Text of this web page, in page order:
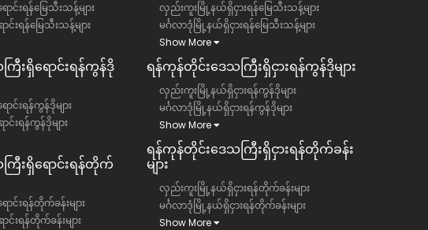
းရန်မြေသီးသန့်များ
းရန်မြေသီးသန့်များ
း​ရှိရောင်းရန်ကွန်ဒို
းရန်ကွန်ဒိုများ
င်းရန်ကွန်ဒိုများ
ြီး​ရှိရောင်းရန်တိုက်
င်းရန်တိုက်ခန်းများ
င်းရန်တိုက်ခန်းများ
လှည်းကူးမြို့နယ်ရှိငှားရန်မြေသီးသန့်များ
မင်္ဂလာဒုံမြို့နယ်ရှိငှားရန်မြေသီးသန့်များ
Show More
ရန်ကုန်တိုင်းဒေသကြီး​​ရှိငှားရန်ကွန်ဒိုများ
လှည်းကူးမြို့နယ်ရှိငှားရန်ကွန်ဒိုများ
မင်္ဂလာဒုံမြို့နယ်ရှိငှားရန်ကွန်ဒိုများ
Show More
ရန်ကုန်တိုင်းဒေသကြီး​​ရှိငှားရန်တိုက်ခန်း
များ
လှည်းကူးမြို့နယ်ရှိငှားရန်တိုက်ခန်းများ
မင်္ဂလာဒုံမြို့နယ်ရှိငှားရန်တိုက်ခန်းများ
Show More